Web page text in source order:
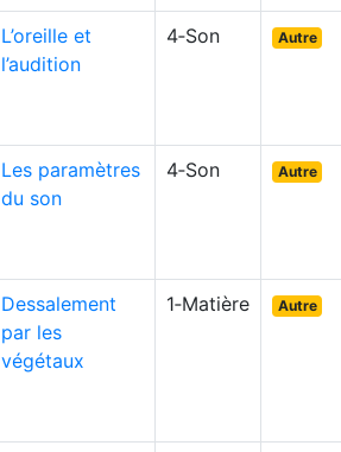
L’oreille et
l’audition
4‑Son Autre
Les paramètres
du son
4‑Son Autre
Dessalement
par les
végétaux
1‑Matière Autre